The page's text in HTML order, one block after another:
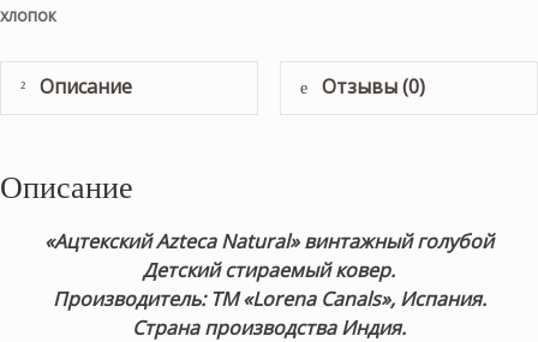
хлопок
Описание Отзывы (0)
Описание
«Ацтекский Azteca Natural» винтажный голубой
Детский стираемый ковер.
Производитель: ТМ «Lorena Canals», Испания.
Страна производства Индия.